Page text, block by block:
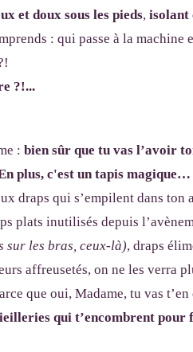
et doux sous les pieds, isolant
: qui passe à la
?!...
: bien sûr que tu vas l’avoir
plus, c'est un tapis magique…
draps qui s’empilent dans ton
plats inutilisés depuis
sur les bras, ceux-là), draps
affreusetés, on ne les verra
que oui, Madame, tu vas
qui t’encombrent pour